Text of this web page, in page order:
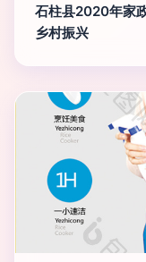
石柱县2020年家
乡村振兴